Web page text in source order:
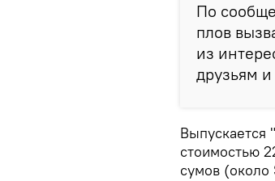
По
плов
из
друзьям
Выпускается
стоимостью
сумов (около